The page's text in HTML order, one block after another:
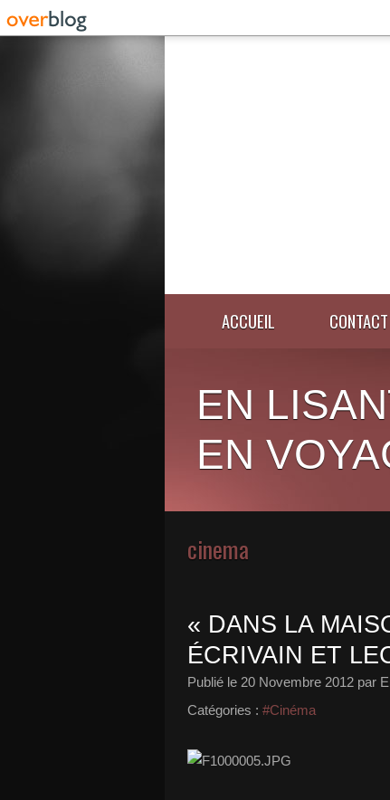
ACCUEIL CONTACT
EN
EN
cinema
« DANS LA
ÉCRIVAIN ET
Publié le 20 Novembre 2012 par
Catégories : #Cinéma